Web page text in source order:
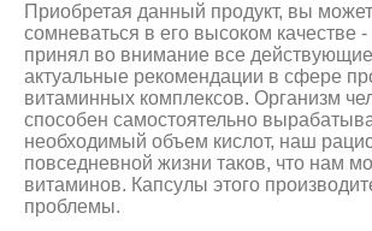
Приобретая данный продукт, вы
сомневаться в его высоком качестве
принял во внимание все
актуальные рекомендации в сфере
витаминных комплексов. Организм
способен самостоятельно
необходимый объем кислот, наш
повседневной жизни таков, что нам
витаминов. Капсулы этого
проблемы.